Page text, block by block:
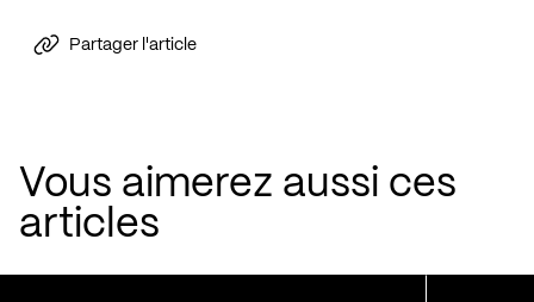
Partager l'article
Vous aimerez aussi ces
articles